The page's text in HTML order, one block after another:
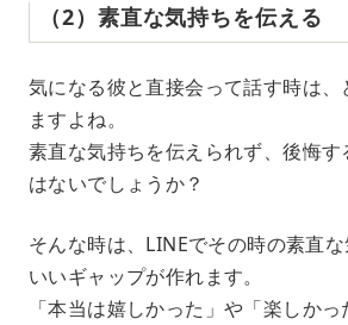
（2）素直な気持ちを伝える
気になる彼と直接会って話す時は、
ますよね。
素直な気持ちを伝えられず、後悔
はないでしょうか？
そんな時は、LINEでその時の素直な
いいギャップが作れます。
「本当は嬉しかった」や「楽しか